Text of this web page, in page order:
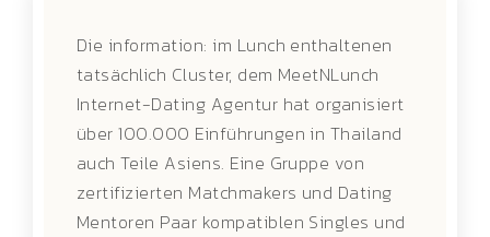
Die information: im Lunch enthaltenen
tatsächlich Cluster, dem MeetNLunch
Internet-Dating Agentur hat organisiert
über 100.000 Einführungen in Thailand
auch Teile Asiens. Eine Gruppe von
zertifizierten Matchmakers und Dating
Mentoren Paar kompatiblen Singles und